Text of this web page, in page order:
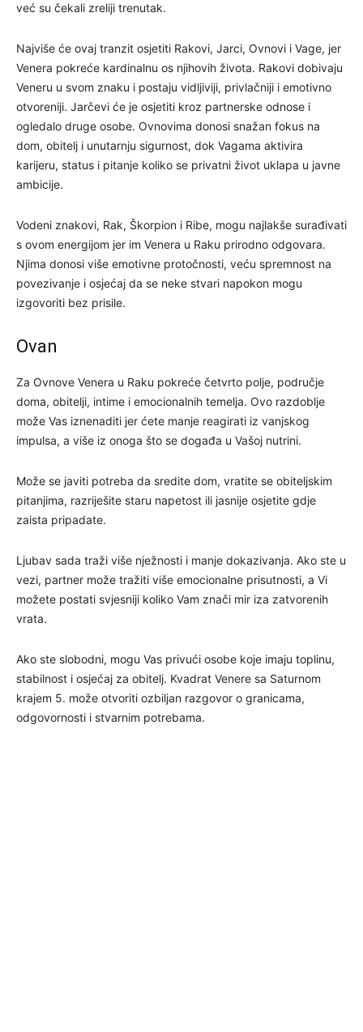
već su čekali zreliji trenutak.
Najviše će ovaj tranzit osjetiti Rakovi, Jarci, Ovnovi i Vage, jer
Venera pokreće kardinalnu os njihovih života. Rakovi dobivaju
Veneru u svom znaku i postaju vidljiviji, privlačniji i emotivno
otvoreniji. Jarčevi će je osjetiti kroz partnerske odnose i
ogledalo druge osobe. Ovnovima donosi snažan fokus na
dom, obitelj i unutarnju sigurnost, dok Vagama aktivira
karijeru, status i pitanje koliko se privatni život uklapa u javne
ambicije.
Vodeni znakovi, Rak, Škorpion i Ribe, mogu najlakše surađivati
s ovom energijom jer im Venera u Raku prirodno odgovara.
Njima donosi više emotivne protočnosti, veću spremnost na
povezivanje i osjećaj da se neke stvari napokon mogu
izgovoriti bez prisile.
Ovan
Za Ovnove Venera u Raku pokreće četvrto polje, područje
doma, obitelji, intime i emocionalnih temelja. Ovo razdoblje
može Vas iznenaditi jer ćete manje reagirati iz vanjskog
impulsa, a više iz onoga što se događa u Vašoj nutrini.
Može se javiti potreba da sredite dom, vratite se obiteljskim
pitanjima, razriješite staru napetost ili jasnije osjetite gdje
zaista pripadate.
Ljubav sada traži više nježnosti i manje dokazivanja. Ako ste u
vezi, partner može tražiti više emocionalne prisutnosti, a Vi
možete postati svjesniji koliko Vam znači mir iza zatvorenih
vrata.
Ako ste slobodni, mogu Vas privući osobe koje imaju toplinu,
stabilnost i osjećaj za obitelj. Kvadrat Venere sa Saturnom
krajem 5. može otvoriti ozbiljan razgovor o granicama,
odgovornosti i stvarnim potrebama.